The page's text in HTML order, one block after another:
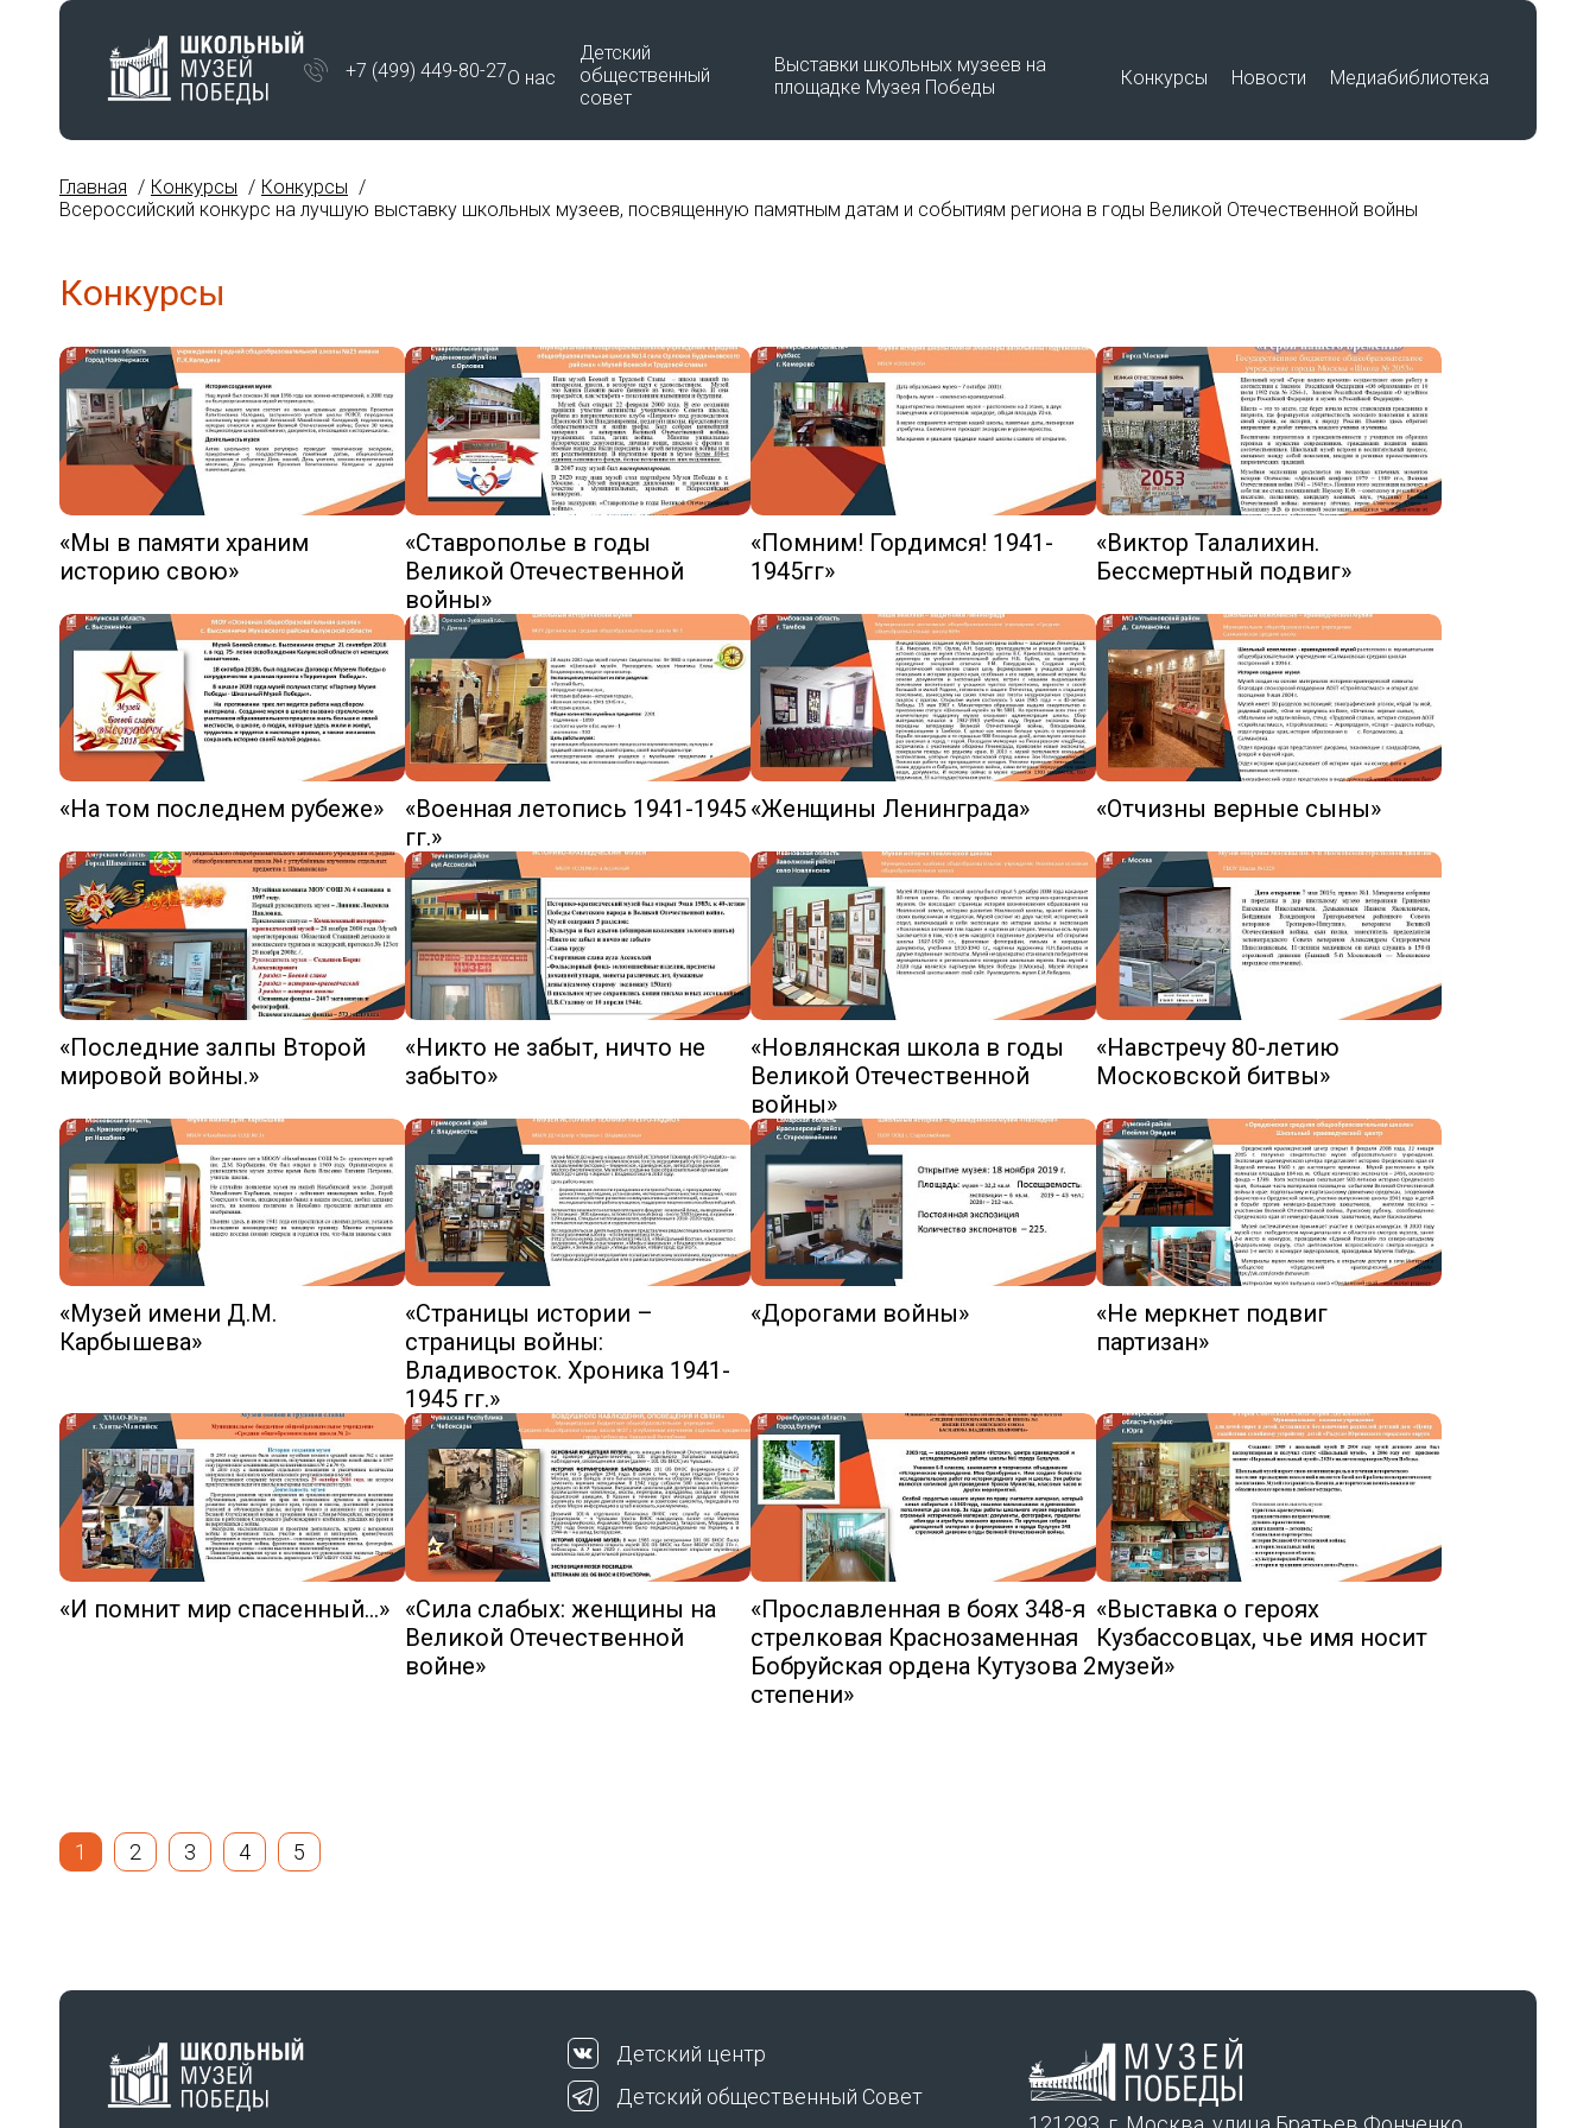
О нас
Детский
общественный
совет
Выставки школьных музеев на
площадке Музея Победы
Конкурсы Новости Медиабиблиотека
Школьного музея Победы
Методические рекомендации
Минкультуры РФ
Методические рекомендации
Минпросвещения РФ
Программа Всероссийского
съезда «Школьный Музей Победы»
Обращение педагогов - участников
съезда «Школьный Музей Победы»
Обращение школьников -
участников съезда Школьный
Музей Победы 2024
Программа Всероссийской
ассамблеи «Школьный музей.
Смыслы времени» 2025
Программа Открытого форума
школьных музеев Центрального
Сборник работ победителей
Всероссийского конкурса
«Школьный музей – взгляд в
будущее»
Работы победителей
Всероссийского конкурса на
лучшую выставку школьных
музеев, посвященную памятным
датам и событиям региона в годы
Великой Отечественной войны
1941-1945 гг.
Работы участников Фестиваля
воспитательных практик «Классный
час в школьном музее» 22 марта –
13 мая 2022 г.
Виртуальные туры школьных
музеев
Тематические выставки
Образовательные программы
Смены во Всероссийских Детских
центрах
Молодежный историко-культурный
Проект «Интерактивное музейно-
образовательное пространство
школьных музеев Москвы»
+7 (499) 449-80-27
Главная Конкурсы
Конкурсы
Всероссийский конкурс на лучшую выставку школьных музеев, посвященную памятным датам и событиям региона в годы Великой Отечественной войны
Конкурсы
«Мы в памяти храним
историю свою»
«Ставрополье в годы
Великой Отечественной
войны»
«Помним! Гордимся! 1941-
1945гг»
«Виктор Талалихин.
Бессмертный подвиг»
«На том последнем рубеже»
«Военная летопись 1941-1945
гг.»
«Женщины Ленинграда» «Отчизны верные сыны»
«Последние залпы Второй
мировой войны.»
«Никто не забыт, ничто не
забыто»
«Новлянская школа в годы
Великой Отечественной
войны»
«Навстречу 80-летию
Московской битвы»
«Музей имени Д.М.
Карбышева»
«Страницы истории –
страницы войны:
Владивосток. Хроника 1941-
1945 гг.»
«Дорогами войны»
«Не меркнет подвиг
партизан»
«И помнит мир спасенный...» «Сила слабых: женщины на
Великой Отечественной
войне»
«Прославленная в боях 348-я
стрелковая Краснозаменная
Бобруйская ордена Кутузова 2
степени»
«Выставка о героях
Кузбассовцах, чье имя носит
музей»
1 2 3 4 5
Детский центр
Детский общественный Совет